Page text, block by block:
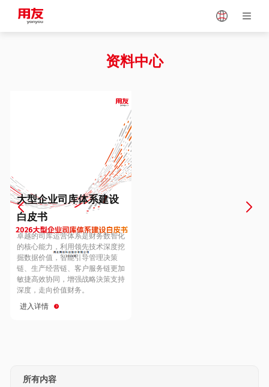
Vietnam
Europe
Hungary
Hong Kong
资料中心
大型企业司库体系建设
白皮书
卓越的司库运营体系是财务数智化
的核心能力，利用领先技术深度挖
掘数据价值，智能引导管理决策
链、生产经营链、客户服务链更加
敏捷高效协同，增强战略決策支持
深度，走向价值财务。
进入详情
所有内容